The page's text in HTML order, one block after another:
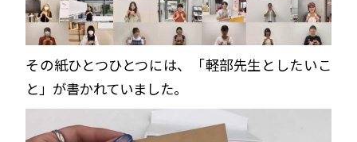
その紙ひとつひとつには、「軽部先生としたいこ
と」が書かれていました。